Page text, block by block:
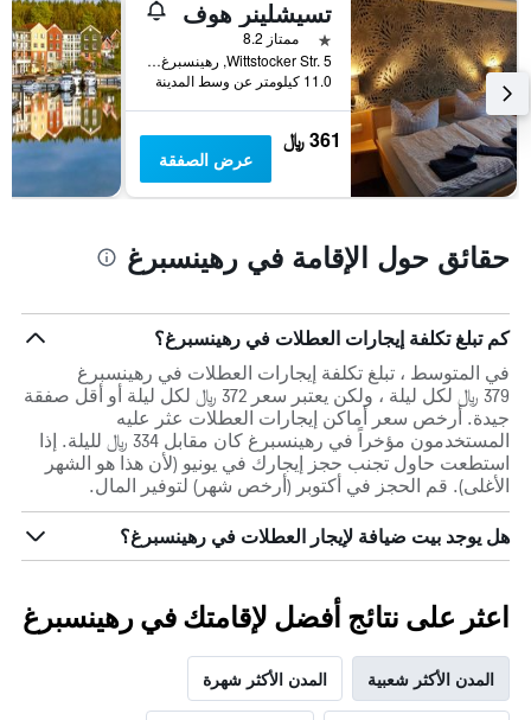
أيام
الأسبوع.
يتضمن
المخطط
التالي
1
محور
Y
الذي
سعر
غرفة
تسيشلينر هوف
نجمة واحدة
ممتاز 8.2
Wittstocker Str. 5, رهينسبرغ, براندنبورغ, ألمانيا
11.0 كيلومتر عن وسط المدينة
361 ﷼
عرض الصفقة
حقائق حول الإقامة في رهينسبرغ
كم تبلغ تكلفة إيجارات العطلات في رهينسبرغ؟
في المتوسط ، تبلغ تكلفة إيجارات العطلات في رهينسبرغ
379 ﷼ لكل ليلة ، ولكن يعتبر سعر 372 ﷼ لكل ليلة أو أقل صفقة
جيدة. أرخص سعر أماكن إيجارات العطلات عثر عليه
المستخدمون مؤخراً في رهينسبرغ كان مقابل 334 ﷼ لليلة. إذا
استطعت حاول تجنب حجز إيجارك في يونيو (لأن هذا هو الشهر
الأغلى). قم الحجز في أكتوبر (أرخص شهر) لتوفير المال.
هل يوجد بيت ضيافة لإيجار العطلات في رهينسبرغ؟
اعثر على نتائج أفضل لإقامتك في رهينسبرغ
المدن الأكثر شعبية المدن الأكثر شهرة